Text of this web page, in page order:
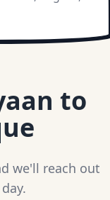
to
we'll reach out